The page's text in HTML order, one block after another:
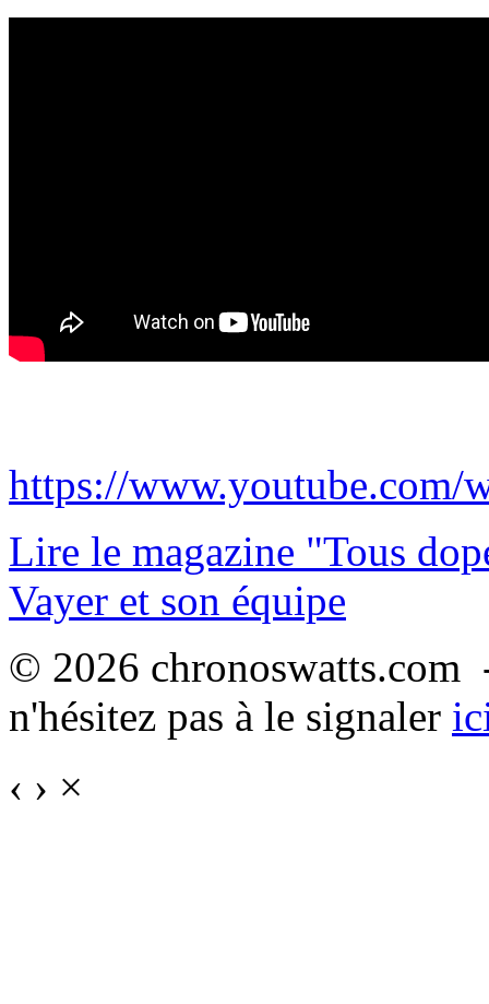
https://www.youtube.com/
Lire le magazine "Tous
Vayer et son équipe
© 2026
n'hésitez pas à le signaler
‹ › ×